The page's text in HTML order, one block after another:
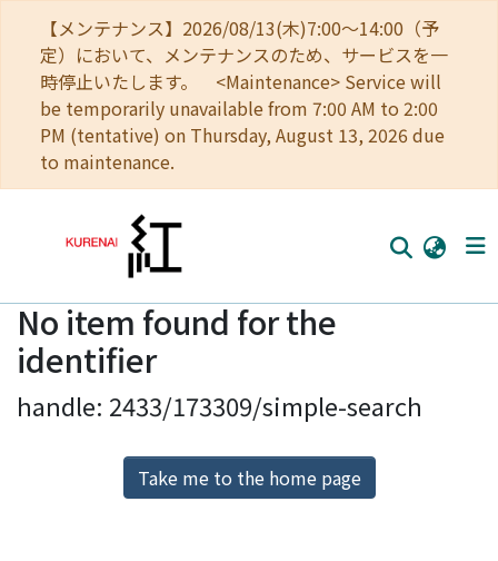
【メンテナンス】2026/08/13(木)7:00～14:00（予
定）において、メンテナンスのため、サービスを一
時停止いたします。 <Maintenance> Service will
be temporarily unavailable from 7:00 AM to 2:00
PM (tentative) on Thursday, August 13, 2026 due
to maintenance.
Home
Communities
Browse
Download Ranking
No item found for the
identifier
handle: 2433/173309/simple-search
Take me to the home page